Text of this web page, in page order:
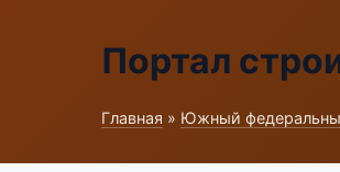
Портал
Главная » Южный